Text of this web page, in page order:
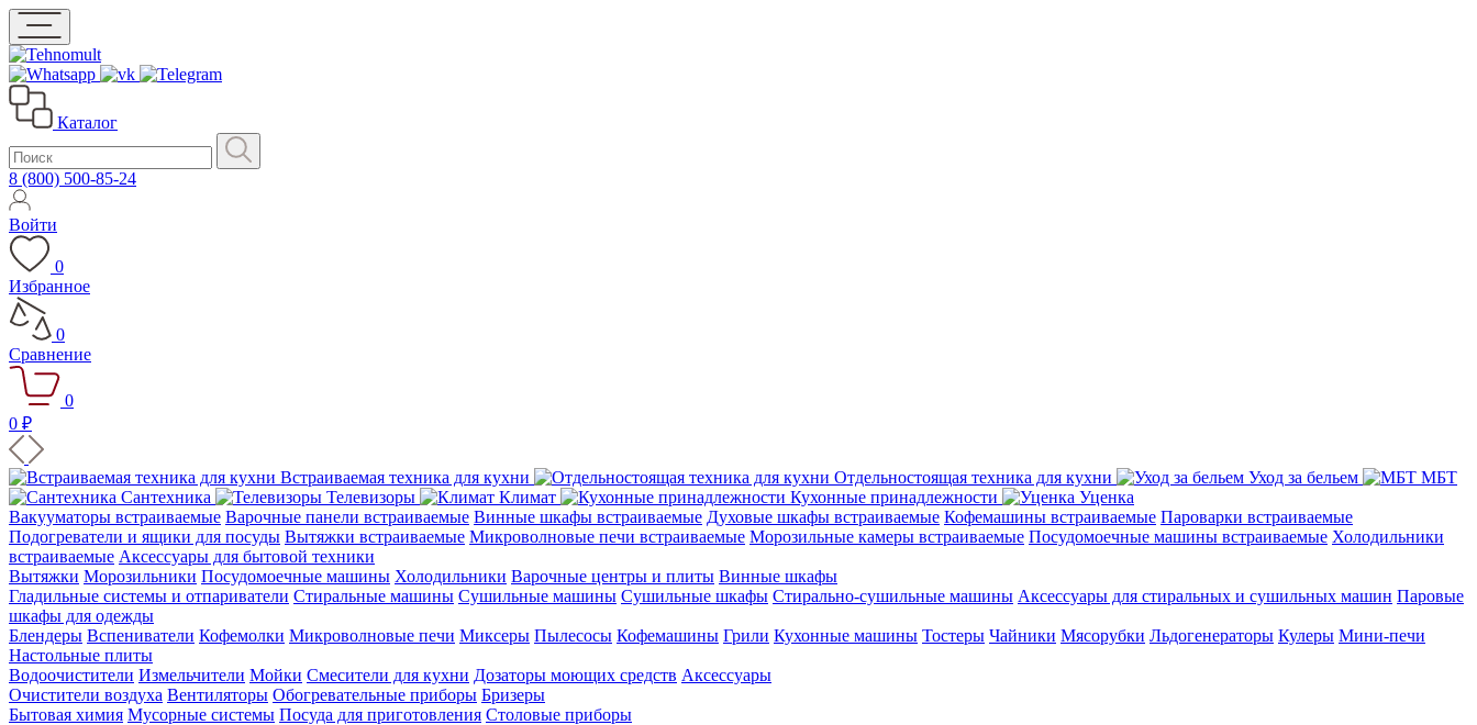
Каталог
8 (800) 500-85-24
Войти
0
Избранное
0
Сравнение
0
0 ₽
Встраиваемая техника для кухни Отдельностоящая техника для кухни Уход за бельем
МБТ
Сантехника
Телевизоры Климат Кухонные принадлежности
Уценка
Вакууматоры встраиваемые Варочные панели встраиваемые Винные шкафы встраиваемые Духовые шкафы встраиваемые Кофемашины встраиваемые Пароварки встраиваемые
Подогреватели и ящики для посуды Вытяжки встраиваемые Микроволновые печи встраиваемые Морозильные камеры встраиваемые Посудомоечные машины встраиваемые Холодильники
встраиваемые Аксессуары для бытовой техники
Вытяжки Морозильники Посудомоечные машины Холодильники Варочные центры и плиты Винные шкафы
Гладильные системы и отпариватели Стиральные машины Сушильные машины Сушильные шкафы Стирально-сушильные машины Аксессуары для стиральных и сушильных машин Паровые
шкафы для одежды
Блендеры Вспениватели Кофемолки Микроволновые печи Миксеры Пылесосы Кофемашины Грили Кухонные машины Тостеры Чайники Мясорубки Льдогенераторы Кулеры Мини-печи
Настольные плиты
Водоочистители Измельчители Мойки Смесители для кухни Дозаторы моющих средств Аксессуары
Очистители воздуха Вентиляторы Обогревательные приборы Бризеры
Бытовая химия Мусорные системы Посуда для приготовления Столовые приборы